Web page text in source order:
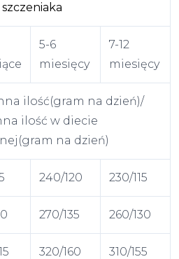
5-6
miesięcy
7-12
miesięcy
ilość(gram na dzień)/
ilość w diecie
na dzień)
240/120 230/115
270/135 260/130
320/160 310/155